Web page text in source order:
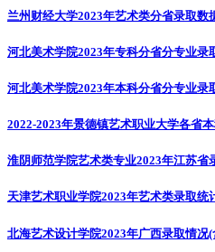
兰州财经大学2023年艺术类分省录取数
河北美术学院2023年专科分省分专业录
河北美术学院2023年本科分省分专业录
2022-2023年景德镇艺术职业大学各省
淮阴师范学院艺术类专业2023年江苏省
天津艺术职业学院2023年艺术类录取统
北海艺术设计学院2023年广西录取情况